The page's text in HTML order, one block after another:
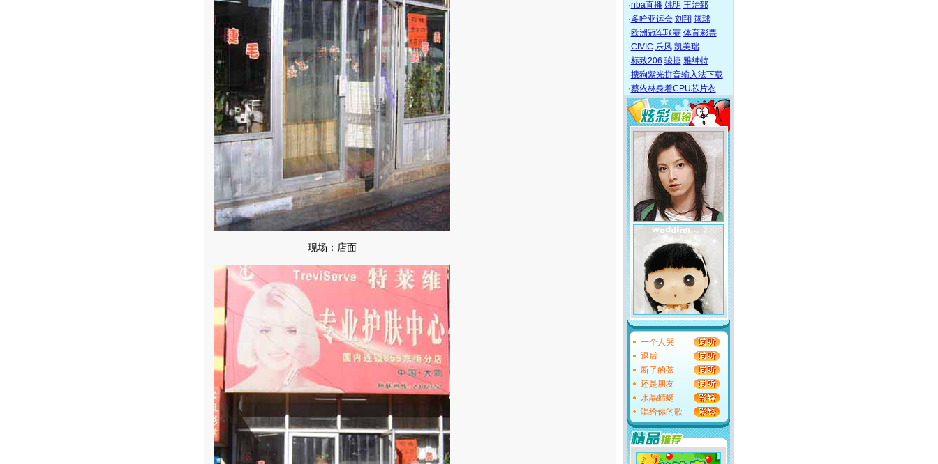
现场：店面
·nba直播 姚明 王治郅
·多哈亚运会 刘翔 篮球
·欧洲冠军联赛 体育彩票
·CIVIC 乐风 凯美瑞
·标致206 骏捷 雅绅特
·搜狗紫光拼音输入法下载
·蔡依林身着CPU芯片衣
一个人哭
退后
断了的弦
还是朋友
水晶蜻蜓
唱给你的歌